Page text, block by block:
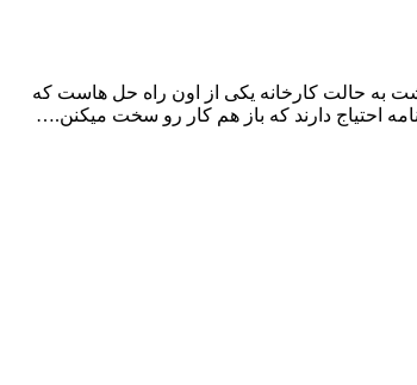
به حالت کارخانه یکی از اون راه حل هاست که
احتیاج دارند که باز هم کار رو سخت میکنن.…